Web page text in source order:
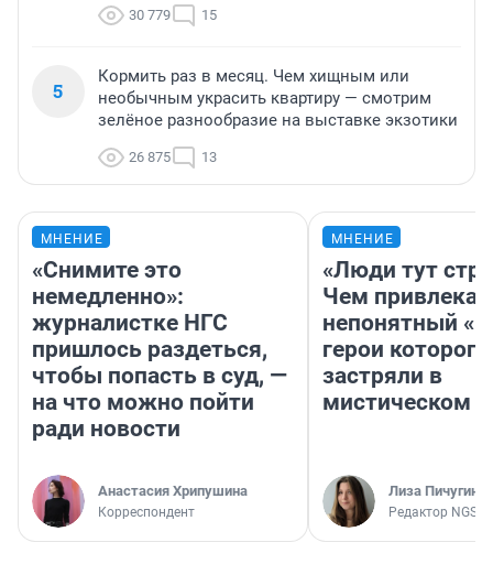
30 779 15
5
Кормить раз в месяц. Чем хищным или
необычным украсить квартиру — смотрим
зелёное разнообразие на выставке экзотики
26 875 13
МНЕНИЕ
«Снимите это
немедленно»:
журналистке НГС
пришлось раздеться,
чтобы попасть в суд, —
на что можно пойти
ради новости
Анастасия Хрипушина
Корреспондент
МНЕНИЕ
«Люди тут
Чем
непонятный
герои которого
застряли в
мистическом
Лиза Пичугина
Редактор